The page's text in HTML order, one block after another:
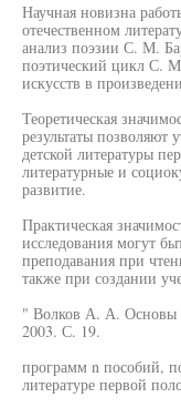
Научная новизна
отечественном
анализ поэзии С. М.
поэтический цикл С.
искусств в
Теоретическая
результаты позволяют
детской литературы
литературные и
развитие.
Практическая
исследования могут
преподавания при
также при создании
" Волков А. А. Основы
2003. С. 19.
программ n пособий,
литературе первой